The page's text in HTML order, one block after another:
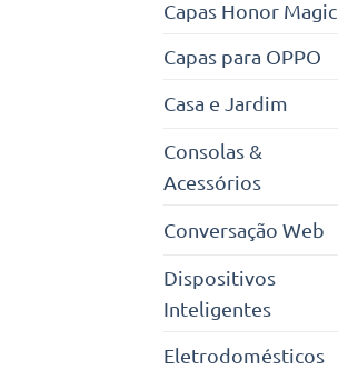
Capas Honor Magic
Capas para OPPO
Casa e Jardim
Consolas &
Acessórios
Conversação Web
Dispositivos
Inteligentes
Eletrodomésticos